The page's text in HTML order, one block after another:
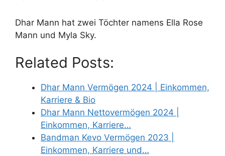
Dhar Mann hat zwei Töchter namens Ella Rose
Mann und Myla Sky.
Related Posts:
Dhar Mann Vermögen 2024 | Einkommen,
Karriere & Bio
Dhar Mann Nettovermögen 2024 |
Einkommen, Karriere…
Bandman Kevo Vermögen 2023 |
Einkommen, Karriere und…